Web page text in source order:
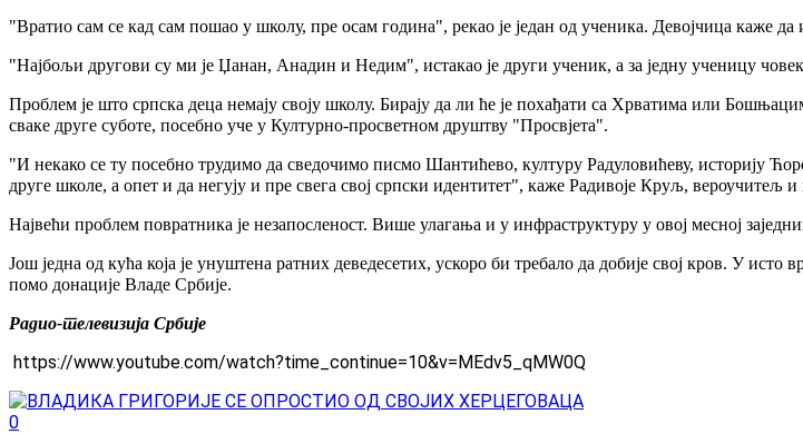
"Вратио сам се кад сам пошао у школу, пре осам година", рекао је један од ученика. Девојчица каже
"Најбољи другови су ми је Џанан, Анадин и Недим", истакао је други ученик, а за једну ученицу човек
Проблем је што српска деца немају своју школу. Бирају да ли ће је похађати са Хрватима или
сваке друге суботе, посебно уче у Културно-просветном друштву "Просвјета".
"И некако се ту посебно трудимо да сведочимо писмо Шантићево, културу Радуловићеву, историју
друге школе, а опет и да негују и пре свега свој српски идентитет", каже Радивоје Круљ,
Највећи проблем повратника је незапосленост. Више улагања и у инфраструктуру у овој месној
Још једна од кућа која је унуштена ратних деведесетих, ускоро би требало да добије свој кров. У
помо донације Владе Србије.
Радио-телевизија Србије
https://www.youtube.com/watch?time_continue=10&v=MEdv5_qMW0Q
0